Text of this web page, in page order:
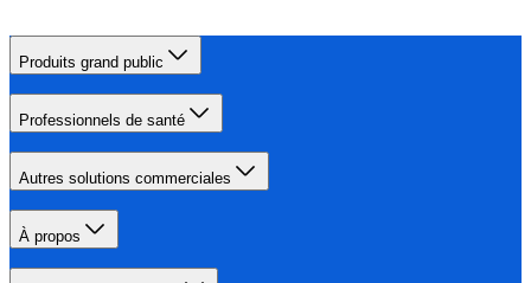
Produits grand public
Professionnels de santé
Autres solutions commerciales
À propos